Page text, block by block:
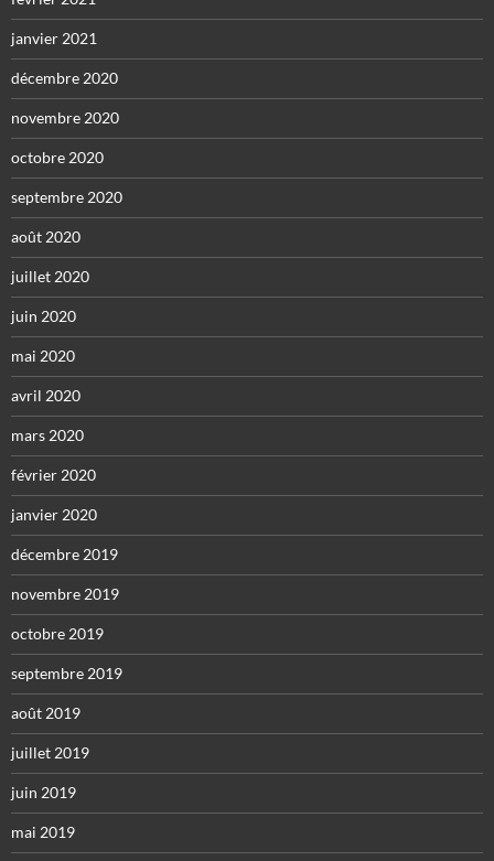
janvier 2021
décembre 2020
novembre 2020
octobre 2020
septembre 2020
août 2020
juillet 2020
juin 2020
mai 2020
avril 2020
mars 2020
février 2020
janvier 2020
décembre 2019
novembre 2019
octobre 2019
septembre 2019
août 2019
juillet 2019
juin 2019
mai 2019